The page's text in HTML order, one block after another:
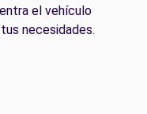
el vehículo
necesidades.